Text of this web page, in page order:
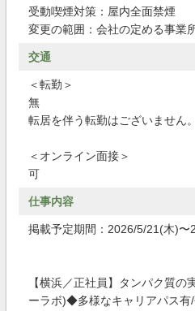
受動喫煙対策：屋内全面禁煙
変更の範囲：会社の定める事業
交通
＜転勤＞
無
転居を伴う転勤はございません。
＜オンライン面接＞
可
仕事内容
掲載予定期間：2026/5/21(木)〜
【横浜／正社員】タンパク質の
ーラボ)◆多様なキャリアパス有